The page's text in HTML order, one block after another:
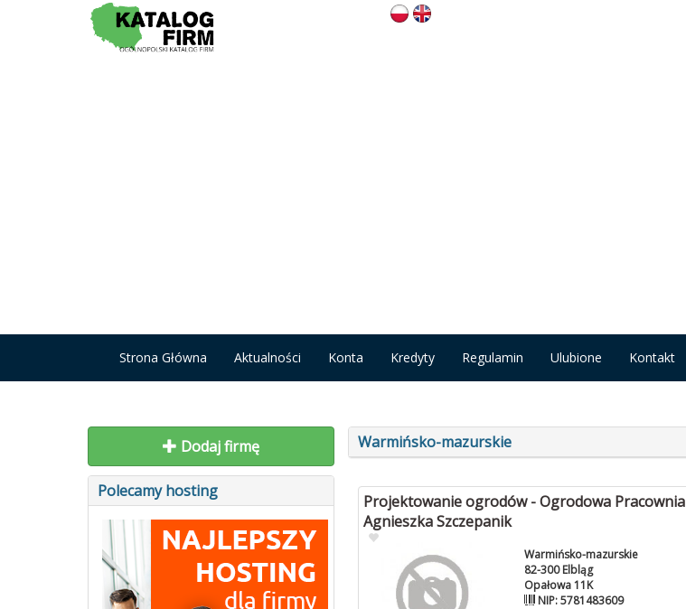
Strona Główna Aktualności Konta Kredyty Regulamin Ulubione Kontakt
Dodaj firmę
Polecamy hosting
Warmińsko-mazurskie
Projektowanie ogrodów - Ogrodowa Pracownia
Agnieszka Szczepanik
Warmińsko-mazurskie
82-300 Elbląg
Opałowa 11K
NIP: 5781483609